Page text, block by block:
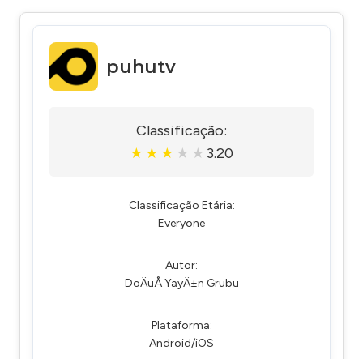
puhutv
Classificação:
★ ★ ★ ★ ★ 3.20
Classificação Etária:
Everyone
Autor:
DoÄuÅ YayÄ±n Grubu
Plataforma:
Android/iOS